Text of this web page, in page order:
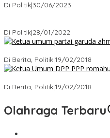
Di Politik|30/06/2023
Di Politik|28/01/2022
Di Berita, Politik|19/02/2018
Di Berita, Politik|19/02/2018
Olahraga Terbaru